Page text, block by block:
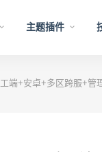
主题插件
端+安卓+多区跨服+管